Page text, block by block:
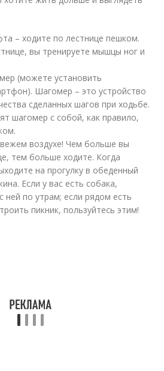
– ходите по лестнице пешком.
вы тренируете мышцы ног и
(можете установить
Шагомер – это устройство
сделанных шагов при ходьбе.
шагомер с собой, как правило,
воздухе! Чем больше вы
тем больше ходите. Когда
на прогулку в обеденный
Если у вас есть собака,
ней по утрам; если рядом есть
пикник, пользуйтесь этим!